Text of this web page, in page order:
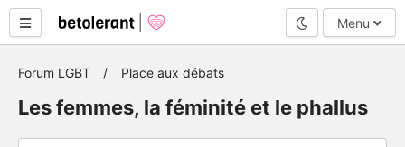
Mode nuit
Menu
Forum LGBT Place aux débats
Les femmes, la féminité et le phallus